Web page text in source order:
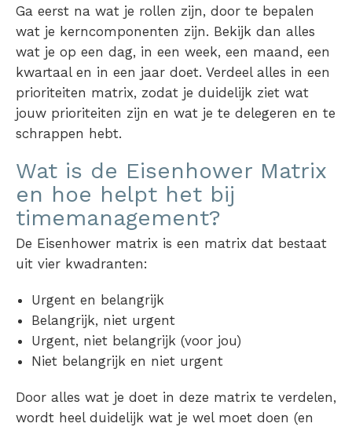
Ga eerst na wat je rollen zijn, door te bepalen
wat je kerncomponenten zijn. Bekijk dan alles
wat je op een dag, in een week, een maand, een
kwartaal en in een jaar doet. Verdeel alles in een
prioriteiten matrix, zodat je duidelijk ziet wat
jouw prioriteiten zijn en wat je te delegeren en te
schrappen hebt.
Wat is de Eisenhower Matrix
en hoe helpt het bij
timemanagement?
De Eisenhower matrix is een matrix dat bestaat
uit vier kwadranten:
Urgent en belangrijk
Belangrijk, niet urgent
Urgent, niet belangrijk (voor jou)
Niet belangrijk en niet urgent
Door alles wat je doet in deze matrix te verdelen,
wordt heel duidelijk wat je wel moet doen (en